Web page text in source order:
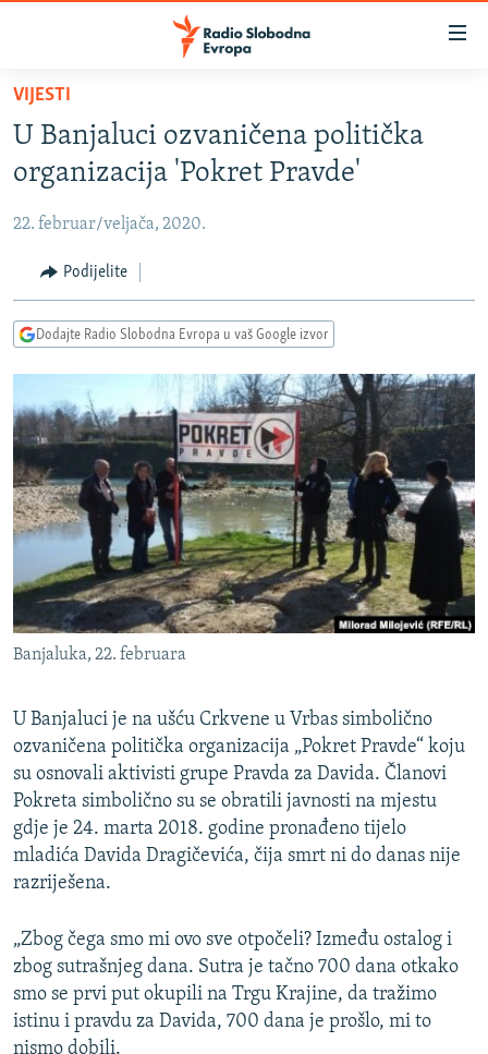
Pređite
glavni
sadržaj
Pređite
na
navigaciju
Pređite
na
BOSNA I HERCEGOVINA
SRBIJA
KOSOVO
CRNA GORA
VIDEO
FOTOGALERIJE
INFOGRAFIKE
PODCASTI
RAT U UKRAJINI
KINA NA BALKANU
RSE PRIČE IZ SVIJETA
ISPRIČAJ MI
DNEVNO@RSE
SPECIJALI RSE
VIŠE OD NASLOVA
GENOCID U SREBRENICI
POPLAVE I KLIZIŠTA U BIH 2024.
TV LIBERTY
POST SCRIPTUM
MOJA EVROPA
TRI DECENIJE OD RATA U BIH
NASTANAK I RASPAD JUGOSLAVIJE
PRATITE NAS
Sve RFE/RL stranice
VIJESTI
U Banjaluci ozvaničena politička
organizacija 'Pokret Pravde'
22. februar/veljača, 2020.
Podijelite
Dodajte Radio Slobodna Evropa u vaš Google izvor
Banjaluka, 22. februara
U Banjaluci je na ušću Crkvene u Vrbas simbolično
ozvaničena politička organizacija „Pokret Pravde“ koju
su osnovali aktivisti grupe Pravda za Davida. Članovi
Pokreta simbolično su se obratili javnosti na mjestu
gdje je 24. marta 2018. godine pronađeno tijelo
mladića Davida Dragičevića, čija smrt ni do danas nije
razriješena.
„Zbog čega smo mi ovo sve otpočeli? Između ostalog i
zbog sutrašnjeg dana. Sutra je tačno 700 dana otkako
smo se prvi put okupili na Trgu Krajine, da tražimo
istinu i pravdu za Davida, 700 dana je prošlo, mi to
nismo dobili.